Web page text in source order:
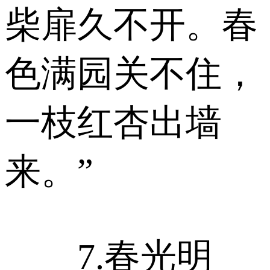
柴扉久不开。春
色满园关不住，
一枝红杏出墙
来。”
7.春光明